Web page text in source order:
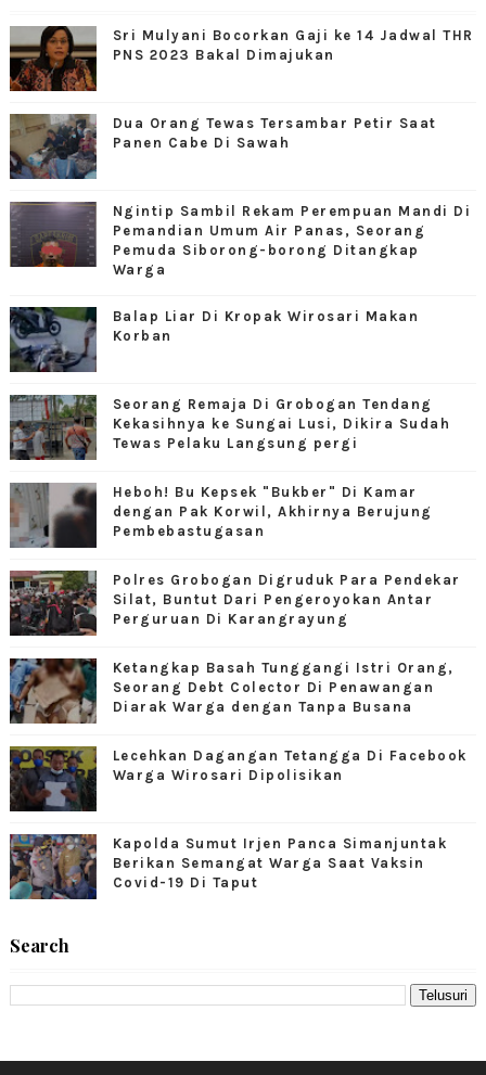
Sri Mulyani Bocorkan Gaji ke 14 Jadwal THR
PNS 2023 Bakal Dimajukan
Dua Orang Tewas Tersambar Petir Saat
Panen Cabe Di Sawah
Ngintip Sambil Rekam Perempuan Mandi Di
Pemandian Umum Air Panas, Seorang
Pemuda Siborong-borong Ditangkap
Warga
Balap Liar Di Kropak Wirosari Makan
Korban
Seorang Remaja Di Grobogan Tendang
Kekasihnya ke Sungai Lusi, Dikira Sudah
Tewas Pelaku Langsung pergi
Heboh! Bu Kepsek "Bukber" Di Kamar
dengan Pak Korwil, Akhirnya Berujung
Pembebastugasan
Polres Grobogan Digruduk Para Pendekar
Silat, Buntut Dari Pengeroyokan Antar
Perguruan Di Karangrayung
Ketangkap Basah Tunggangi Istri Orang,
Seorang Debt Colector Di Penawangan
Diarak Warga dengan Tanpa Busana
Lecehkan Dagangan Tetangga Di Facebook
Warga Wirosari Dipolisikan
Kapolda Sumut Irjen Panca Simanjuntak
Berikan Semangat Warga Saat Vaksin
Covid-19 Di Taput
Search